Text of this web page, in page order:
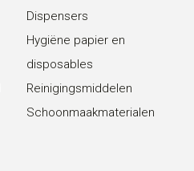
Dispensers
Hygiëne papier en
disposables
Reinigingsmiddelen
Schoonmaakmaterialen